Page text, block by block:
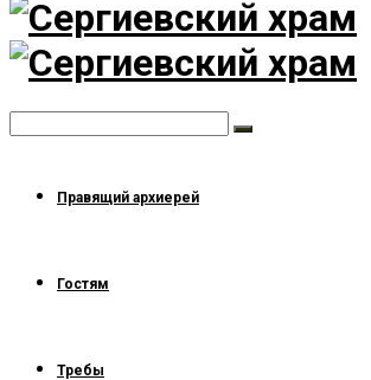
Правящий архиерей
Гостям
Требы